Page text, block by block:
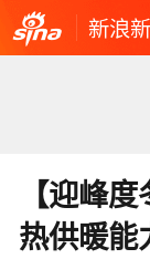
新浪
【迎峰
热供暖能